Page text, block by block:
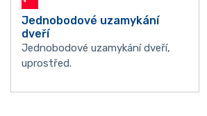
Jednobodové uzamykání
dveří
Jednobodové uzamykání dveří,
uprostřed.